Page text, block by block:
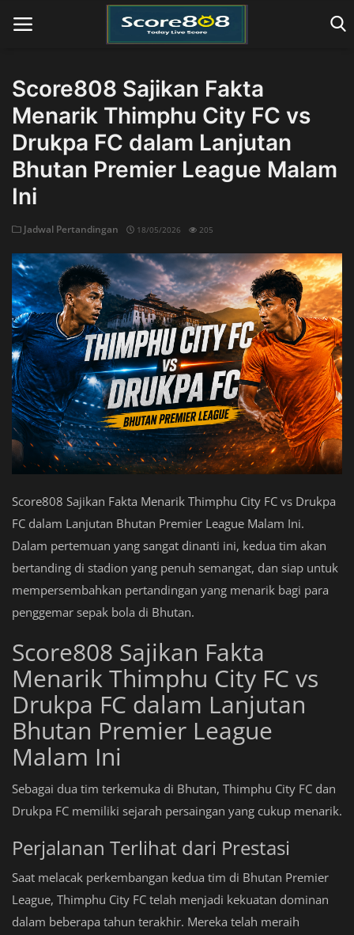
Home
Score808 Sajikan Fakta
Menarik Thimphu City FC vs
Drukpa FC dalam Lanjutan
Bhutan Premier League Malam
Ini
Jadwal Pertandingan 18/05/2026 205
Score808 Sajikan Fakta Menarik Thimphu City FC vs Drukpa
FC dalam Lanjutan Bhutan Premier League Malam Ini.
Dalam pertemuan yang sangat dinanti ini, kedua tim akan
bertanding di stadion yang penuh semangat, dan siap untuk
mempersembahkan pertandingan yang menarik bagi para
penggemar sepak bola di Bhutan.
Score808 Sajikan Fakta
Menarik Thimphu City FC vs
Drukpa FC dalam Lanjutan
Bhutan Premier League
Malam Ini
Sebagai dua tim terkemuka di Bhutan, Thimphu City FC dan
Drukpa FC memiliki sejarah persaingan yang cukup menarik.
Perjalanan Terlihat dari Prestasi
Saat melacak perkembangan kedua tim di Bhutan Premier
League, Thimphu City FC telah menjadi kekuatan dominan
dalam beberapa tahun terakhir. Mereka telah meraih